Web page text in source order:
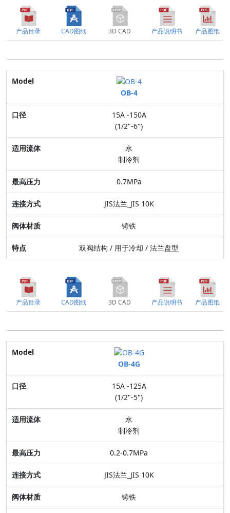
产品目录 CAD图纸 3D CAD 产品说明书 产品图纸
Model
口径
适用流体
最高压力
阀体材质
特点
OB-4
15A -150A
(1/2"-6")
水
制冷剂
0.7MPa
JIS法兰_JIS 10K
铸铁
双阀结构 / 用于冷却 / 法兰盘型
产品目录 CAD图纸 3D CAD 产品说明书 产品图纸
Model
口径
适用流体
最高压力
阀体材质
特点
OB-4G
15A -125A
(1/2"-5")
水
制冷剂
0.2-0.7MPa
JIS法兰_JIS 10K
铸铁